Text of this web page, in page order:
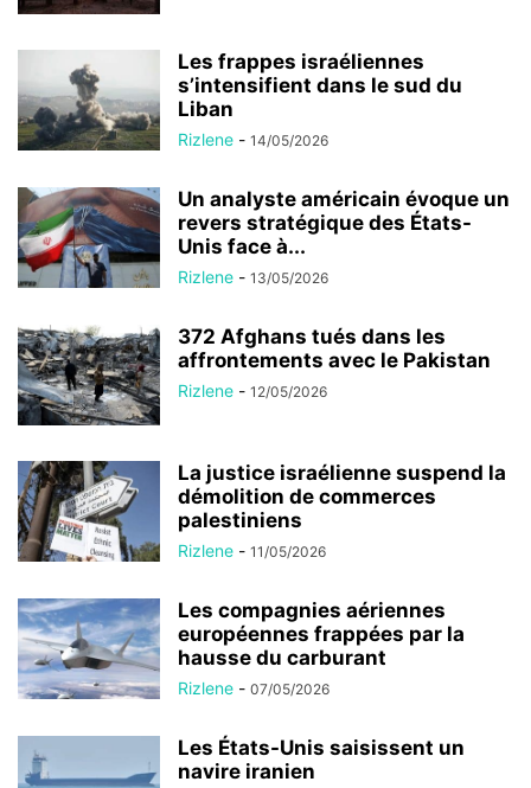
Les frappes israéliennes
s’intensifient dans le sud du
Liban
Rizlene - 14/05/2026
Un analyste américain évoque un
revers stratégique des États-
Unis face à...
Rizlene - 13/05/2026
372 Afghans tués dans les
affrontements avec le Pakistan
Rizlene - 12/05/2026
La justice israélienne suspend la
démolition de commerces
palestiniens
Rizlene - 11/05/2026
Les compagnies aériennes
européennes frappées par la
hausse du carburant
Rizlene - 07/05/2026
Les États-Unis saisissent un
navire iranien